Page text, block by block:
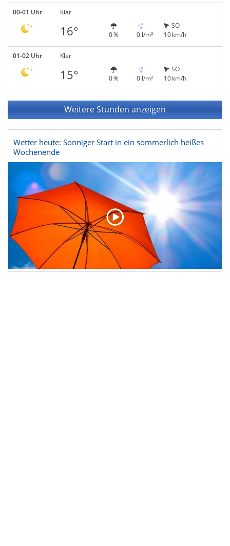
00-01 Uhr Klar
16° 0 % 0 l/m²
SO
10 km/h
01-02 Uhr Klar
15° 0 % 0 l/m²
SO
10 km/h
Weitere Stunden anzeigen
Wetter heute: Sonniger Start in ein sommerlich heißes
Wochenende